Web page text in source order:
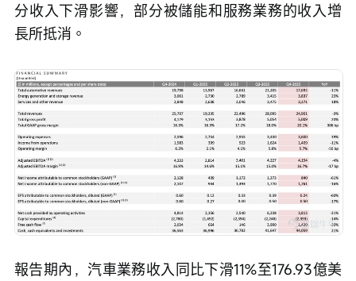
分收入下滑影響，部分被儲能和服務業務的收入增
長所抵消。
報告期內，汽車業務收入同比下滑11%至176.93億美